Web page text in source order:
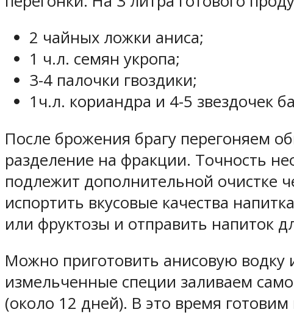
2 чайных ложки аниса;
1 ч.л. семян укропа;
3-4 палочки гвоздики;
1ч.л. кориандра и 4-5 звездочек
После брожения брагу перегоняем
разделение на фракции. Точность
подлежит дополнительной очистке
испортить вкусовые качества
или фруктозы и отправить напиток
Можно приготовить анисовую водку
измельченные специи заливаем
(около 12 дней). В это время